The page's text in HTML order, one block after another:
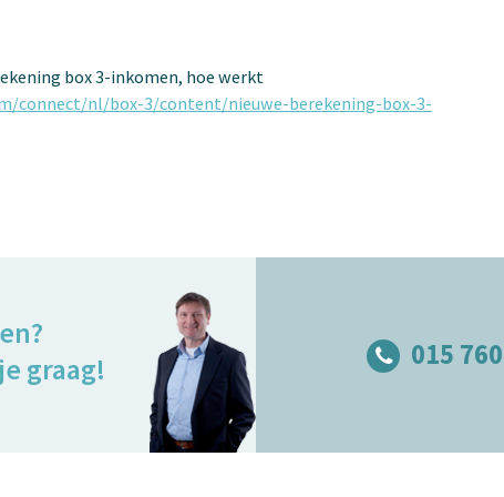
box 3-inkomen, hoe werkt
connect/nl/box-3/content/nieuwe-berekening-box-3-
015
graag!